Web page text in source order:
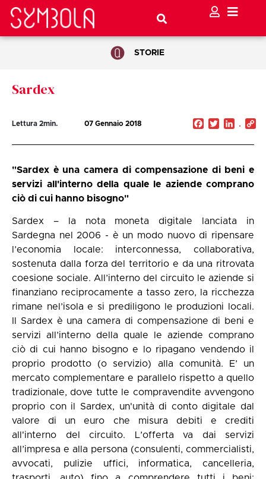
STORIE
Sardex
Lettura 2min. 07 Gennaio 2018 Facebook
Twitter
"Sardex è una camera di compensazione di beni e
servizi all'interno della quale le aziende comprano
ciò di cui hanno bisogno"
Sardex – la nota moneta digitale lanciata in
Sardegna nel 2006 - è un modo nuovo di ripensare
l’economia locale: interconnessa, collaborativa,
sostenuta dalla forza del territorio e da una ritrovata
coesione sociale. All’interno del circuito le aziende si
finanziano reciprocamente a tasso zero, la ricchezza
rimane nel’isola e si prediligono le produzioni locali.
Il Sardex è una camera di compensazione di beni e
servizi all’interno della quale le aziende comprano
ciò di cui hanno bisogno e lo ripagano vendendo il
proprio prodotto (o servizio) alla comunità. E’ un
mercato complementare e parallelo rispetto a quello
tradizionale, dove tutte le compravendite avvengono
proprio con il Sardex, un'unità di conto digitale dal
valore di un euro che misura debiti e crediti
all'interno del circuito. L’offerta va dai servizi
all’impresa e alla persona (consulenti, commercialisti,
avvocati, pulizie uffici, informatica, cancelleria,